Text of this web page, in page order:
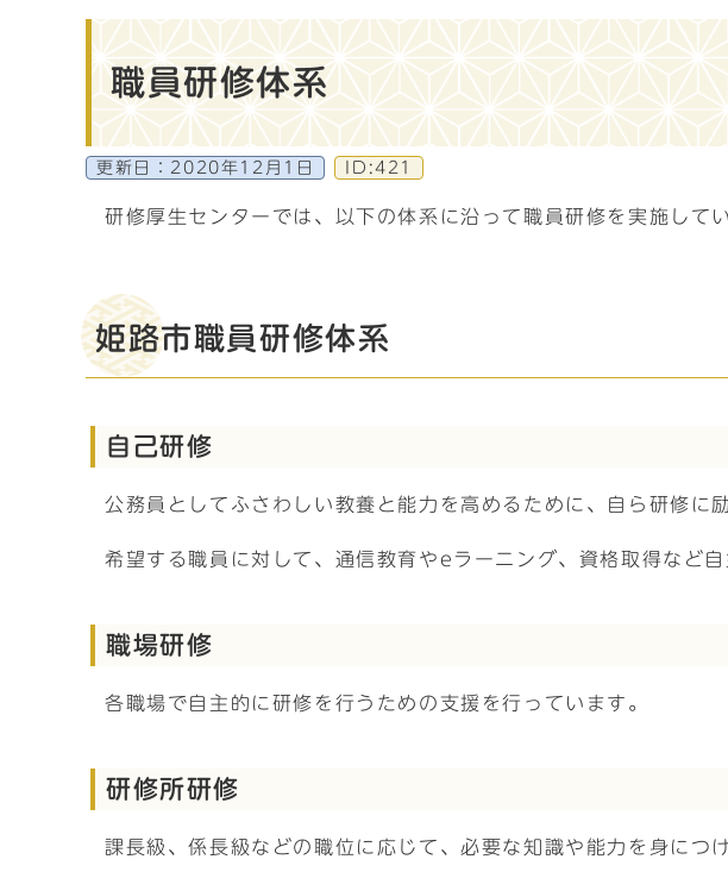
職員研修体系
更新日： 2020年12月1日 ID:421
研修厚生センターでは、以下の体系に沿って職員研修を実施して
姫路市職員研修体系
自己研修
公務員としてふさわしい教養と能力を高めるために、自ら研修に
希望する職員に対して、通信教育やeラーニング、資格取得など
職場研修
各職場で自主的に研修を行うための支援を行っています。
研修所研修
課長級、係長級などの職位に応じて、必要な知識や能力を身につ